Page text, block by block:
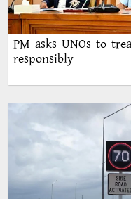
PM asks UNOs to
responsibly